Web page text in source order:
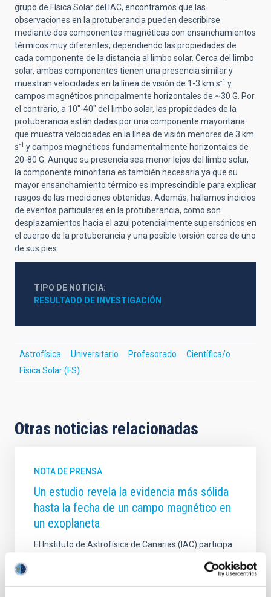
grupo de Física Solar del IAC, encontramos que las
observaciones en la protuberancia pueden describirse
mediante dos componentes magnéticas con ensanchamientos
térmicos muy diferentes, dependiendo las propiedades de
cada componente de la distancia al limbo solar. Cerca del limbo
solar, ambas componentes tienen una presencia similar y
muestran velocidades en la línea de visión de 1-3 km s-1 y
campos magnéticos principalmente horizontales de ~30 G. Por
el contrario, a 10"-40" del limbo solar, las propiedades de la
protuberancia están dadas por una componente mayoritaria
que muestra velocidades en la línea de visión menores de 3 km
s-1 y campos magnéticos fundamentalmente horizontales de
20-80 G. Aunque su presencia sea menor lejos del limbo solar,
la componente minoritaria es también necesaria ya que su
mayor ensanchamiento térmico es imprescindible para explicar
rasgos de las mediciones obtenidas. Además, hallamos indicios
de eventos particulares en la protuberancia, como son
desplazamientos hacia el azul potencialmente supersónicos en
el cuerpo de la protuberancia y una posible torsión cerca de uno
de sus pies.
TIPO DE NOTICIA
RESULTADO DE INVESTIGACIÓN
Astrofísica Universitario Profesorado
Científica/o
Física Solar (FS)
Otras noticias relacionadas
NOTA DE PRENSA
Un estudio revela la evidencia más sólida
hasta la fecha de un campo magnético en
un exoplaneta
El Instituto de Astrofísica de Canarias (IAC) participa